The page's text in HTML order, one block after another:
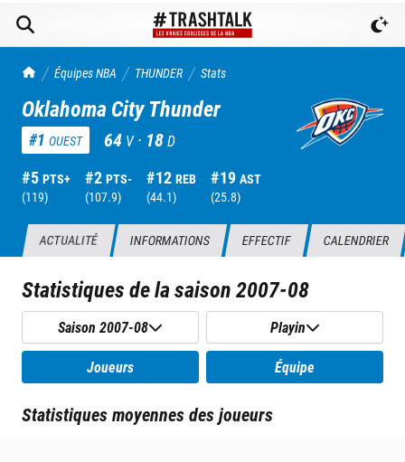
TrashTalk Actu NBA
Équipes NBA THUNDER Stats
Oklahoma City Thunder
#1 OUEST 64 V · 18D
#5 PTS+
(119)
#2 PTS-
(107.9)
#12 REB
(44.1)
#19 AST
(25.8)
ACTUALITÉ INFORMATIONS EFFECTIF CALENDRIER
Statistiques de la saison2007-08
Saison 2007-08 Playin
Joueurs Équipe
Statistiques moyennes des joueurs